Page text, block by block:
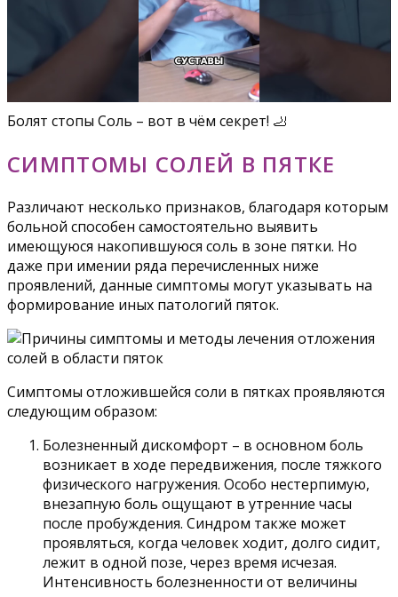
Болят стопы Соль – вот в чём секрет! 🦶
СИМПТОМЫ СОЛЕЙ В ПЯТКЕ
Различают несколько признаков, благодаря которым
больной способен самостоятельно выявить
имеющуюся накопившуюся соль в зоне пятки. Но
даже при имении ряда перечисленных ниже
проявлений, данные симптомы могут указывать на
формирование иных патологий пяток.
Симптомы отложившейся соли в пятках проявляются
следующим образом:
Болезненный дискомфорт – в основном боль
возникает в ходе передвижения, после тяжкого
физического нагружения. Особо нестерпимую,
внезапную боль ощущают в утренние часы
после пробуждения. Синдром также может
проявляться, когда человек ходит, долго сидит,
лежит в одной позе, через время исчезая.
Интенсивность болезненности от величины